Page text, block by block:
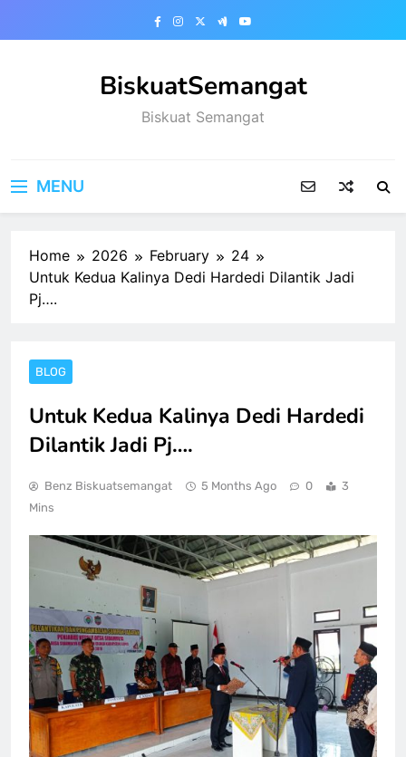
BiskuatSemangat
Biskuat Semangat
MENU
Home 2026 February
24
Untuk Kedua Kalinya Dedi Hardedi Dilantik Jadi
Pj….
BLOG
Untuk Kedua Kalinya Dedi Hardedi
Dilantik Jadi Pj….
Benz Biskuatsemangat 5 Months Ago 0
3
Mins